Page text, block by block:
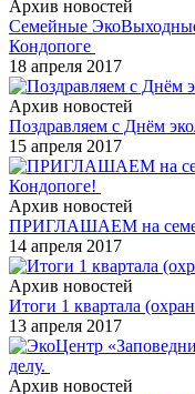
Архив новостей
Семейные ЭкоВыходные
Кондопоге
18 апреля 2017
Архив новостей
Поздравляем с Днём
15 апреля 2017
Архив новостей
ПРИГЛАШАЕМ на
14 апреля 2017
Архив новостей
Итоги 1 квартала
13 апреля 2017
Архив новостей